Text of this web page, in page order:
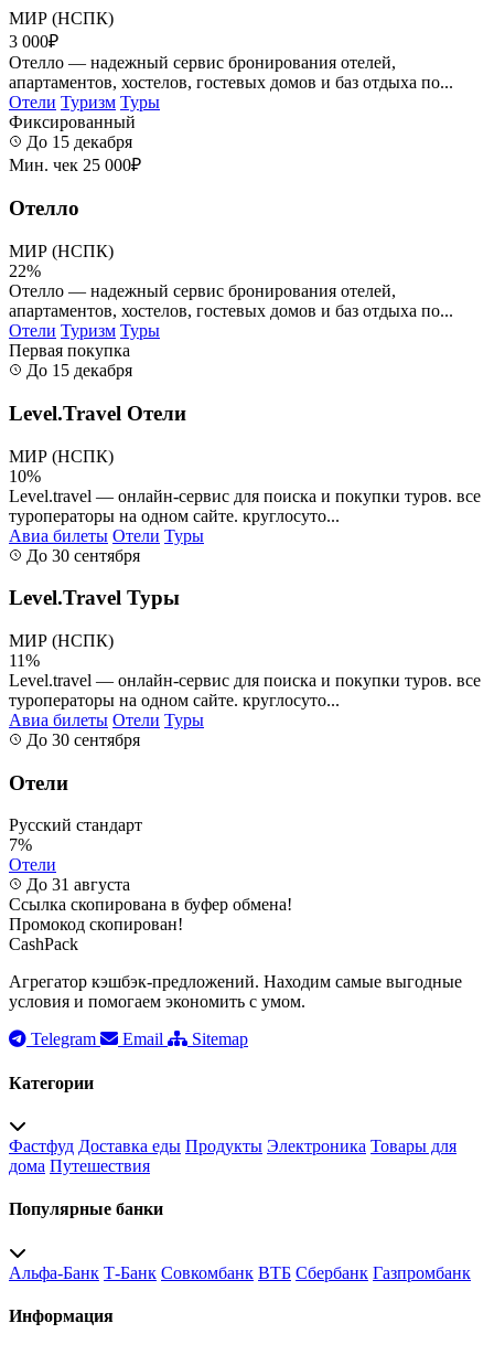
МИР (НСПК)
3 000₽
Отелло — надежный сервис бронирования отелей,
апартаментов, хостелов, гостевых домов и баз отдыха по...
Отели Туризм Туры
Фиксированный
До 15 декабря
Мин. чек 25 000₽
Отелло
МИР (НСПК)
22%
Отелло — надежный сервис бронирования отелей,
апартаментов, хостелов, гостевых домов и баз отдыха по...
Отели Туризм Туры
Первая покупка
До 15 декабря
Level.Travel Отели
МИР (НСПК)
10%
Level.travel — онлайн-сервис для поиска и покупки туров. все
туроператоры на одном сайте. круглосуто...
Авиа билеты Отели Туры
До 30 сентября
Level.Travel Туры
МИР (НСПК)
11%
Level.travel — онлайн-сервис для поиска и покупки туров. все
туроператоры на одном сайте. круглосуто...
Авиа билеты Отели Туры
До 30 сентября
Отели
Русский стандарт
7%
Отели
До 31 августа
Ссылка скопирована в буфер обмена!
Промокод скопирован!
CashPack
Агрегатор кэшбэк-предложений. Находим самые выгодные
условия и помогаем экономить с умом.
Telegram
Email Sitemap
Категории
Фастфуд Доставка еды Продукты Электроника Товары для
дома Путешествия
Популярные банки
Альфа-Банк Т-Банк Совкомбанк ВТБ Сбербанк Газпромбанк
Информация